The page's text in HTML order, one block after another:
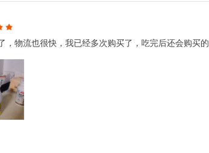
，物流也很快，我已经多次购买了，吃完后还会购买的